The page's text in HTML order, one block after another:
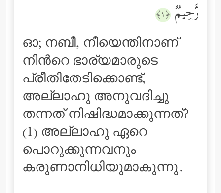
رَّحِیمࣱ ﴿١﴾
ഓ; നബീ, നീയെന്തിനാണ്
നിന്‍റെ ഭാര്യമാരുടെ
പ്രീതിതേടിക്കൊണ്ട്‌,
അല്ലാഹു അനുവദിച്ചു
തന്നത് നിഷിദ്ധമാക്കുന്നത്‌?
(1) അല്ലാഹു ഏറെ
പൊറുക്കുന്നവനും
കരുണാനിധിയുമാകുന്നു.